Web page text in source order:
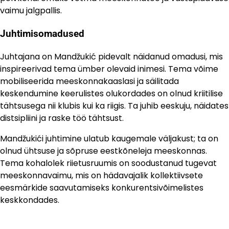
vaimu jalgpallis.
Juhtimisomadused
Juhtajana on Mandžukić pidevalt näidanud omadusi, mis
inspireerivad tema ümber olevaid inimesi. Tema võime
mobiliseerida meeskonnakaaslasi ja säilitada
keskendumine keerulistes olukordades on olnud kriitilise
tähtsusega nii klubis kui ka riigis. Ta juhib eeskuju, näidates
distsipliini ja raske töö tähtsust.
Mandžukići juhtimine ulatub kaugemale väljakust; ta on
olnud ühtsuse ja sõpruse eestkõneleja meeskonnas.
Tema kohalolek riietusruumis on soodustanud tugevat
meeskonnavaimu, mis on hädavajalik kollektiivsete
eesmärkide saavutamiseks konkurentsivõimelistes
keskkondades.